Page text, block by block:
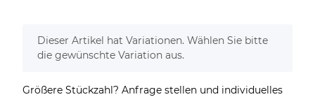
x
Dieser Artikel hat Variationen. Wählen Sie bitte
die gewünschte Variation aus.
Größere Stückzahl? Anfrage stellen und individuelles